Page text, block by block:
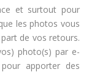
et surtout pour
les photos vous
de vos retours.
photo(s) par e-
apporter des